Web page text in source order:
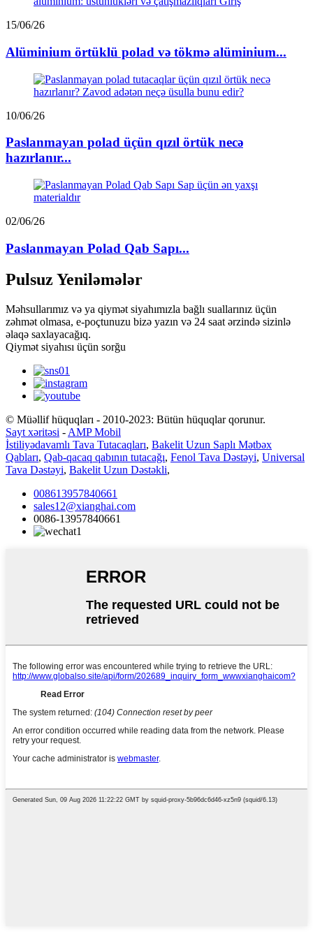
15/06/26
Alüminium örtüklü polad və tökmə alüminium...
10/06/26
Paslanmayan polad üçün qızıl örtük necə
hazırlanır...
02/06/26
Paslanmayan Polad Qab Sapı...
Pulsuz Yeniləmələr
Məhsullarımız və ya qiymət siyahımızla bağlı suallarınız üçün
zəhmət olmasa, e-poçtunuzu bizə yazın və 24 saat ərzində sizinlə
əlaqə saxlayacağıq.
Qiymət siyahısı üçün sorğu
© Müəllif hüquqları - 2010-2023: Bütün hüquqlar qorunur.
Sayt xəritəsi - AMP Mobil
İstiliyədavamlı Tava Tutacaqları, Bakelit Uzun Saplı Mətbəx
Qabları, Qab-qacaq qabının tutacağı, Fenol Tava Dəstəyi, Universal
Tava Dəstəyi, Bakelit Uzun Dəstəkli,
008613957840661
sales12@xianghai.com
0086-13957840661